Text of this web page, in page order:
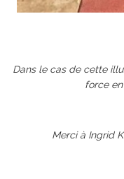
Dans le cas de cette
force
Merci à Ingrid